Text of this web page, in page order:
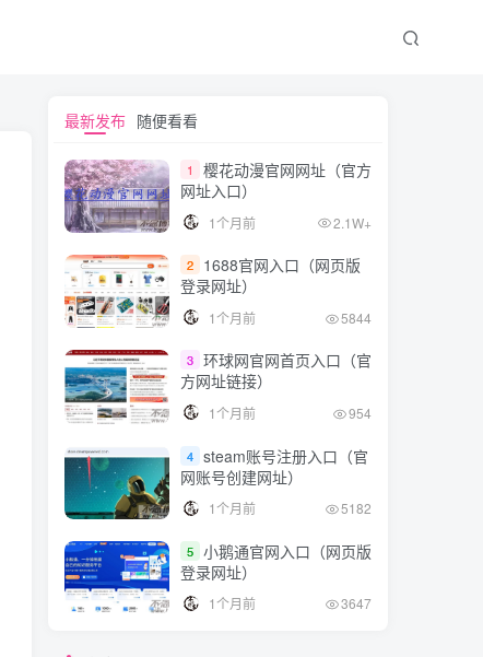
企业网络中的虚拟路由器
云计算环境中的虚拟路由器
软件定义网络(SDN)中的虚拟路由器
最新发布 随便看看
1
樱花动漫官网网址（官方
网址入口）
1个月前 2.1W+
2
1688官网入口（网页版
登录网址）
1个月前 5844
3 环球网官网首页入口（官
方网址链接）
1个月前 954
4 steam账号注册入口（官
网账号创建网址）
1个月前 5182
5 小鹅通官网入口（网页版
登录网址）
1个月前 3647